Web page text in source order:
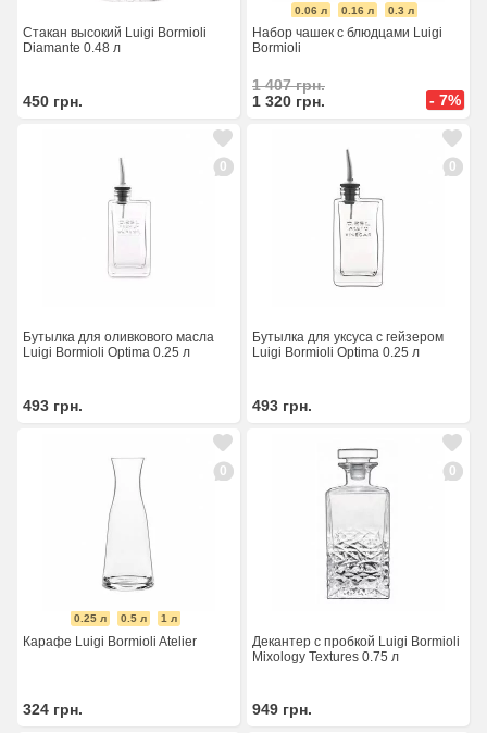
Стакан высокий Luigi Bormioli
Diamante 0.48 л
450 грн.
0.06 л 0.16 л 0.3 л
Набор чашек с блюдцами Luigi
Bormioli
1 407грн.
1 320 грн. - 7%
0
Бутылка для оливкового масла
Luigi Bormioli Optima 0.25 л
493 грн.
0
Бутылка для уксуса с гейзером
Luigi Bormioli Optima 0.25 л
493 грн.
0
0.25 л 0.5 л 1 л
Карафе Luigi Bormioli Atelier
324 грн.
0
Декантер с пробкой Luigi Bormioli
Mixology Textures 0.75 л
949 грн.